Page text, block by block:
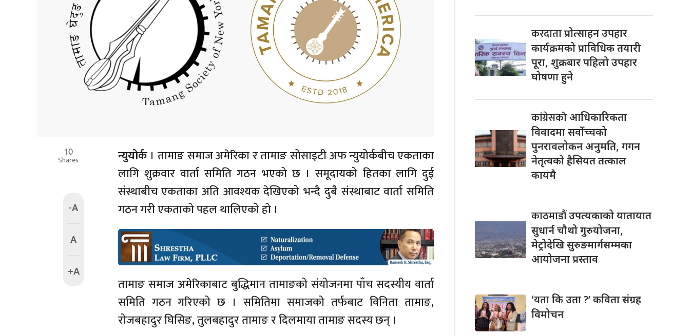
10
Shares
-A
A
+A
न्युयोर्क। तामाङ समाज अमेरिका र तामाङ सोसाइटी अफ न्युयोर्कबीच एकताका
लागि शुक्रवार वार्ता समिति गठन भएको छ । समूदायको हितका लागि दुई
संस्थाबीच एकताका अति आवश्यक देखिएको भन्दै दुबै संस्थाबाट वार्ता समिति
गठन गरी एकताको पहल थालिएको हो ।
तामाङ समाज अमेरिकाबाट बुद्धिमान तामाङको संयोजनमा पाँच सदस्यीय वार्ता
समिति गठन गरिएको छ । समितिमा समाजको तर्फबाट विनिता तामाङ,
रोजबहादुर घिसिङ, तुलबहादुर तामाङ र दिलमाया तामाङ सदस्य छन् ।
करदाताप्रोत्साहन उपहार
कार्यक्रमको प्राविधिक तयारी
पूरा, शुक्रबार पहिलो उपहार
घोषणा हुने
कांग्रेसकोआधिकारिकता
विवादमा सर्वोच्चको
पुनरावलोकन अनुमति, गगन
नेतृत्वको हैसियत तत्काल
कायमै
काठमाडौंउपत्यकाको यातायात
सुधार्न चौथो गुरुयोजना,
मेट्रोदेखि सुरुङमार्गसम्मका
आयोजना प्रस्ताव
‘यताकि उता ?’ कविता संग्रह
विमोचन